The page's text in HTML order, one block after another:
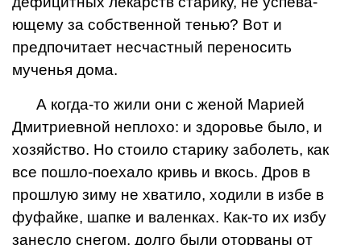
ющему за собственной тенью? Вот и
предпочита­ет несчастный переносить
мученья дома.
А когда-то жили они с женой Марией
Дмитриев­ной неплохо: и здоровье было, и
хозяйство. Но сто­ило старику заболеть, как
все пошло-поехало кривь и вкось. Дров в
прошлую зиму не хватило, ходили в избе в
фуфайке, шапке и валенках. Как-то их избу
занесло снегом, долго бы­ли оторваны от